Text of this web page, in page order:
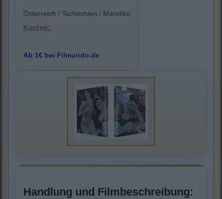
Österreich / Tschechien / Marokko
Kaufen:
Ab 1€ bei Filmundo.de
Handlung und Filmbeschreibung: